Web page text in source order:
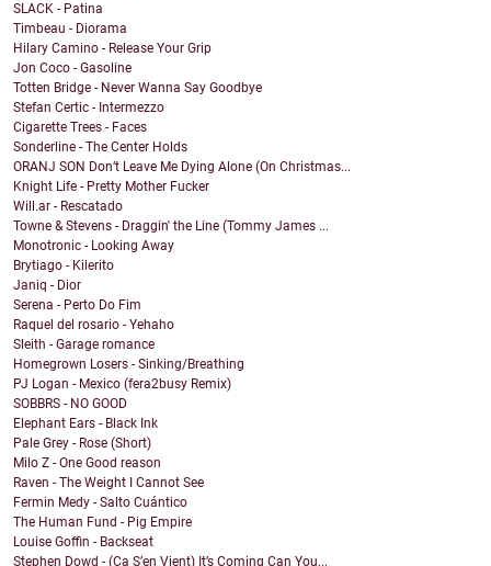
SLACK - Patina
Timbeau - Diorama
Hilary Camino - Release Your Grip
Jon Coco - Gasoline
Totten Bridge - Never Wanna Say Goodbye
Stefan Certic - Intermezzo
Cigarette Trees - Faces
Sonderline - The Center Holds
ORANJ SON Don’t Leave Me Dying Alone (On Christmas...
Knight Life - Pretty Mother Fucker
Will.ar - Rescatado
Towne & Stevens - Draggin' the Line (Tommy James ...
Monotronic - Looking Away
Brytiago - Kilerito
Janiq - Dior
Serena - Perto Do Fim
Raquel del rosario - Yehaho
Sleith - Garage romance
Homegrown Losers - Sinking/Breathing
PJ Logan - Mexico (fera2busy Remix)
SOBBRS - NO GOOD
Elephant Ears - Black Ink
Pale Grey - Rose (Short)
Milo Z - One Good reason
Raven - The Weight I Cannot See
Fermin Medy - Salto Cuántico
The Human Fund - Pig Empire
Louise Goffin - Backseat
Stephen Dowd - (Ça S’en Vient) It’s Coming Can You...